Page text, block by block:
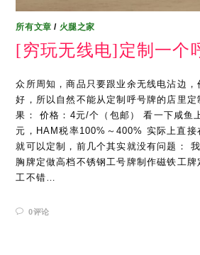
所有文章 / 火腿之家
[穷玩无线电]定制一个
众所周知，商品只要跟业余无线电沾边，
好，所以自然不能从定制呼号牌的店里
果： 价格：4元/个（包邮） 看一下咸鱼
元，HAM税率100%～400% 实际上直接
就可以定制，前几个其实就没有问题：
胸牌定做高档不锈钢工号牌制作磁铁工
工不错…
0评论